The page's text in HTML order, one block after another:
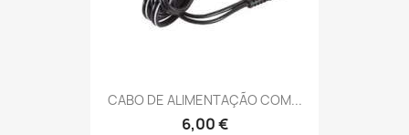
CABO DE ALIMENTAÇÃO COM...
6,00 €